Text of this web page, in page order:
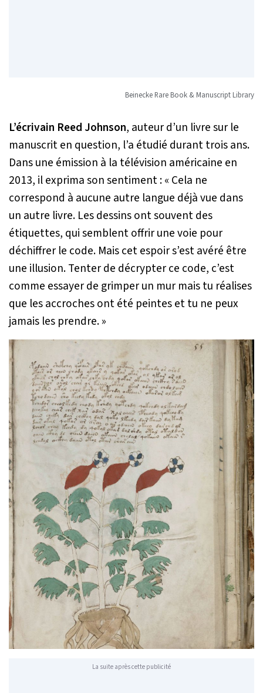
Beinecke Rare Book & Manuscript Library
L’écrivain Reed Johnson, auteur d’un livre sur le
manuscrit en question, l’a étudié durant trois ans.
Dans une émission à la télévision américaine en
2013, il exprima son sentiment :« Cela ne
correspond à aucune autre langue déjà vue dans
un autre livre. Les dessins ont souvent des
étiquettes, qui semblent offrir une voie pour
déchiffrer le code. Mais cet espoir s’est avéré être
une illusion. Tenter de décrypter ce code, c’est
comme essayer de grimper un mur mais tu réalises
que les accroches ont été peintes et tu ne peux
jamais les prendre. »
La suite après cette publicité